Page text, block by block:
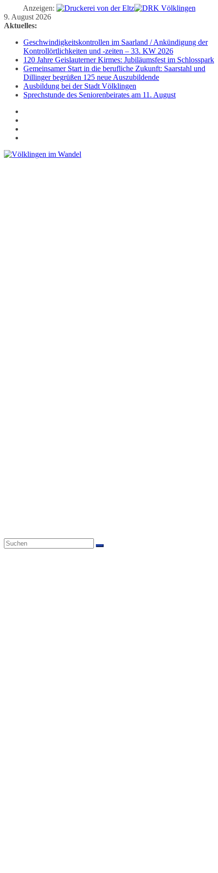
Anzeigen:
Zum
Inhalt
9. August 2026
Aktuelles:
Geschwindigkeitskontrollen im Saarland / Ankündigung der
Kontrollörtlichkeiten und -zeiten – 33. KW 2026
120 Jahre Geislauterner Kirmes: Jubiläumsfest im Schlosspark
Gemeinsamer Start in die berufliche Zukunft: Saarstahl und
Dillinger begrüßen 125 neue Auszubildende
Ausbildung bei der Stadt Völklingen
Sprechstunde des Seniorenbeirates am 11. August